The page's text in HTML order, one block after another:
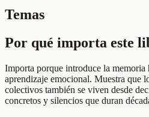
Temas
Por qué importa este
Importa porque introduce la memoria
aprendizaje emocional. Muestra que
colectivos también se viven desde
concretos y silencios que duran